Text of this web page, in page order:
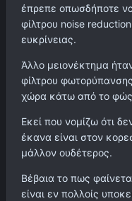
έπρεπε οπωσδήποτε
φίλτρου noise
ευκρίνειας.
Άλλο μειονέκτημα
φίλτρου
χώρα κάτω από το φώς
Εκεί που νομίζω ότι
έκανα είναι στον
μάλλον ουδέτερος.
Βέβαια το πως
είναι εν πολλοίς